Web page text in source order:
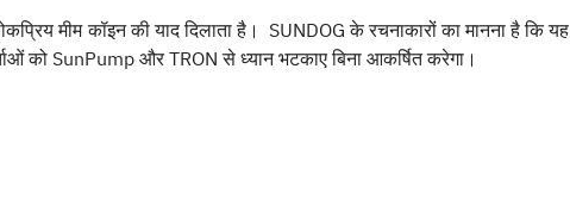
मीम कॉइन की याद दिलाता है। SUNDOG के रचनाकारों का मानना ​​है कि यह
को SunPump और TRON से ध्यान भटकाए बिना आकर्षित करेगा।